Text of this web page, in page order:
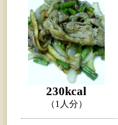
230kcal
（1人分）